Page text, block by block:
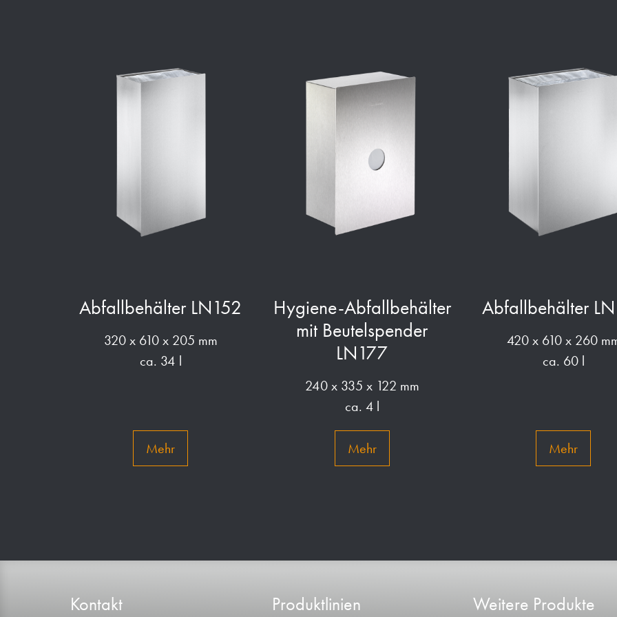
Abfallbehälter LN152
320 x 610 x 205 mm
ca. 34 l
Mehr
Hygiene-Abfallbehälter
mit Beutelspender
LN177
240 x 335 x 122 mm
ca. 4 l
Mehr
Abfallbehälter
420 x 610 x 260
ca. 60 l
Mehr
Kontakt Produktlinien Weitere Produkte